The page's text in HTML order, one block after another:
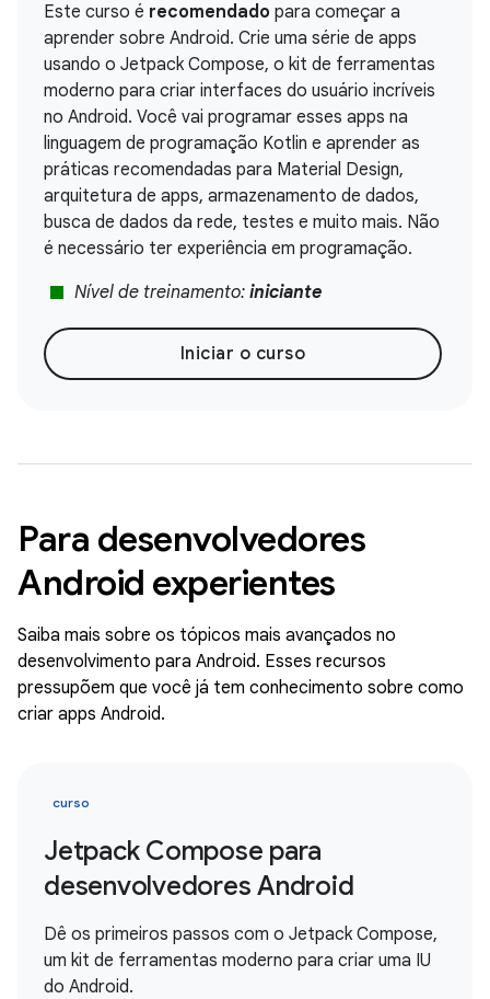
Este curso é recomendado para começar a
aprender sobre Android. Crie uma série de apps
usando o Jetpack Compose, o kit de ferramentas
moderno para criar interfaces do usuário incríveis
no Android. Você vai programar esses apps na
linguagem de programação Kotlin e aprender as
práticas recomendadas para Material Design,
arquitetura de apps, armazenamento de dados,
busca de dados da rede, testes e muito mais. Não
é necessário ter experiência em programação.
stop Nível de treinamento: iniciante
Iniciar o curso
Para desenvolvedores
Android experientes
Saiba mais sobre os tópicos mais avançados no
desenvolvimento para Android. Esses recursos
pressupõem que você já tem conhecimento sobre como
criar apps Android.
curso
Jetpack Compose para
desenvolvedores Android
Dê os primeiros passos com o Jetpack Compose,
um kit de ferramentas moderno para criar uma IU
do Android.